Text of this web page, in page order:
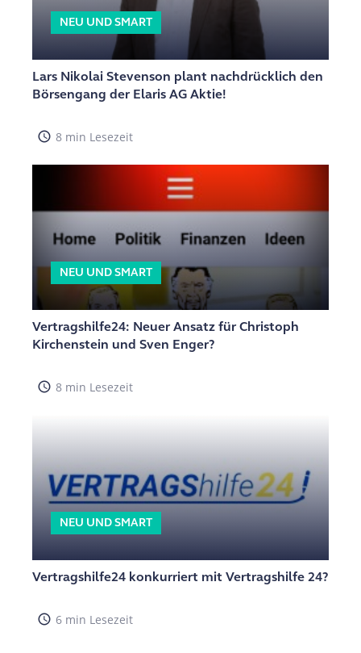
NEU UND SMART
Lars Nikolai Stevenson plant nachdrücklich den
Börsengang der Elaris AG Aktie!
access_time 8 min Lesezeit
NEU UND SMART
Vertragshilfe24: Neuer Ansatz für Christoph
Kirchenstein und Sven Enger?
access_time 8 min Lesezeit
NEU UND SMART
Vertragshilfe24 konkurriert mit Vertragshilfe 24?
access_time 6 min Lesezeit